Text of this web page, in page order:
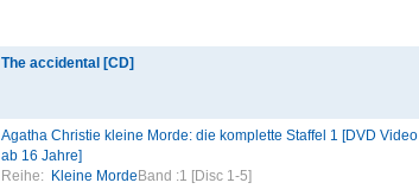
The accidental [CD]
Agatha Christie kleine Morde: die komplette Staffel 1 [DVD Video
ab 16 Jahre]
Reihe:
Kleine Morde Band :1 [Disc 1-5]